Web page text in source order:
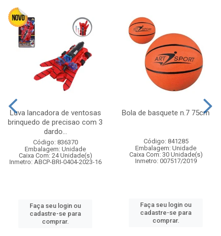
Luva lancadora de ventosas
brinquedo de precisao com 3
dardo...
Código: 836370
Embalagem: Unidade
Caixa Com: 24 Unidade(s)
Inmetro: ABCP-BRI-0404-2023-16
Faça seu login ou
cadastre-se para
comprar.
Bola de basquete n.7 75cm
Código: 841285
Embalagem: Unidade
Caixa Com: 30 Unidade(s)
Inmetro: 007517/2019
Faça seu login ou
cadastre-se para
comprar.